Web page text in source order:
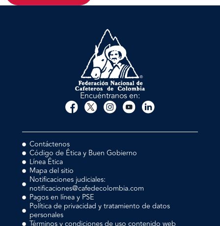
Encuéntranos en:
Contáctenos
Código de Ética y Buen Gobierno
Línea Ética
Mapa del sitio
Notificaciones judiciales:
notificaciones@cafedecolombia.com
Pagos en línea y PSE
Política de privacidad y tratamiento de datos
personales
Términos y condiciones de uso contenido web